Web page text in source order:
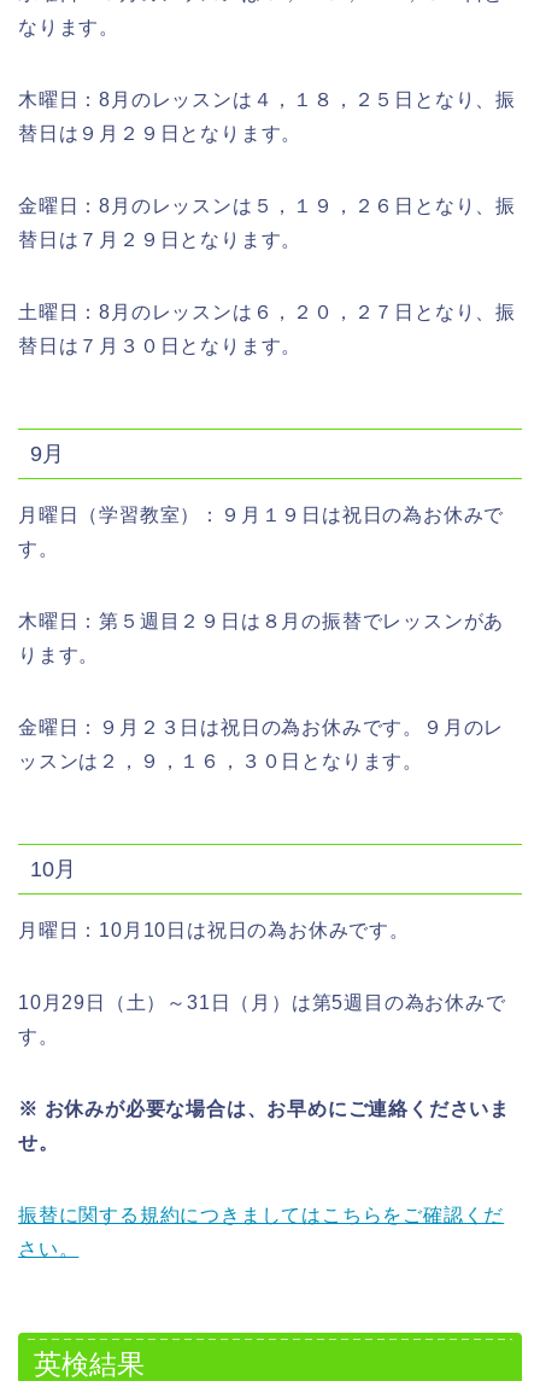
なります。
木曜日：8月のレッスンは４，１８，２５日となり、振
替日は９月２９日となります。
金曜日：8月のレッスンは５，１９，２６日となり、振
替日は７月２９日となります。
土曜日：8月のレッスンは６，２０，２７日となり、振
替日は７月３０日となります。
9月
月曜日（学習教室）：９月１９日は祝日の為お休みで
す。
木曜日：第５週目２９日は８月の振替でレッスンがあ
ります。
金曜日：９月２３日は祝日の為お休みです。９月のレ
ッスンは２，９，１６，３０日となります。
10月
月曜日：10月10日は祝日の為お休みです。
10月29日（土）～31日（月）は第5週目の為お休みで
す。
※ お休みが必要な場合は、お早めにご連絡くださいま
せ。
振替に関する規約につきましてはこちらをご確認くだ
さい。
英検結果